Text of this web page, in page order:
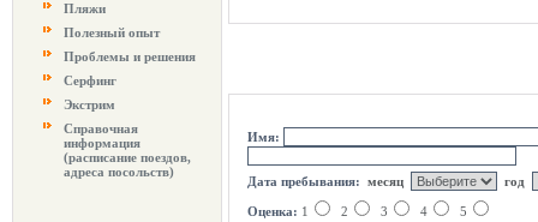
Пляжи
Полезный опыт
Проблемы и решения
Серфинг
Экстрим
Справочная
информация
(расписание поездов,
адреса посольств)
Имя:
Дата пребывания: месяц год
Оценка: 1 2 3 4
5